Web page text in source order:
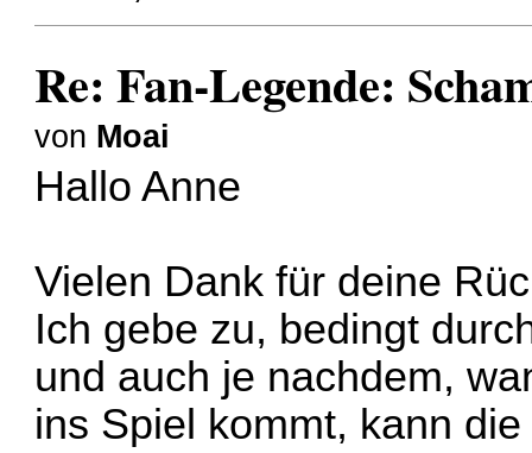
Re: Fan-Legende:
von Moai
Hallo Anne
Vielen Dank für deine
Ich gebe zu, bedingt
und auch je nachdem,
ins Spiel kommt, kann